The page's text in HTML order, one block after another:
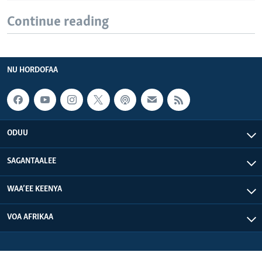
Continue reading
NU HORDOFAA
ODUU
SAGANTAALEE
WAA’EE KEENYA
VOA AFRIKAA